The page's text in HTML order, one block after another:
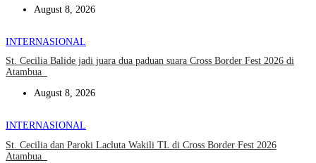
August 8, 2026
INTERNASIONAL
St. Cecilia Balide jadi juara dua paduan suara Cross Border Fest 2026 di
Atambua
August 8, 2026
INTERNASIONAL
St. Cecilia dan Paroki Lacluta Wakili TL di Cross Border Fest 2026
Atambua